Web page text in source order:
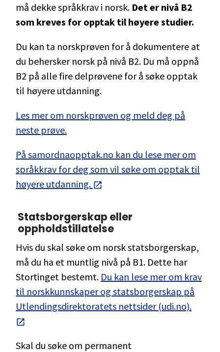
må dekke språkkrav i norsk. Det er nivå B2
som kreves for opptak til høyere studier.
Du kan ta norskprøven for å dokumentere at
du behersker norsk på nivå B2. Du må oppnå
B2 på alle fire delprøvene for å søke opptak
til høyere utdanning.
Les mer om norskprøven og meld deg på
neste prøve.
På samordnaopptak.no kan du lese mer om
språkkrav for deg som vil søke om opptak til
høyere utdanning.
Statsborgerskap eller
oppholdstillatelse
Hvis du skal søke om norsk statsborgerskap,
må du ha et muntlig nivå på B1. Dette har
Stortinget bestemt. Du kan lese mer om krav
til norskkunnskaper og statsborgerskap på
Utlendingsdirektoratets nettsider (udi.no).
Skal du søke om permanent